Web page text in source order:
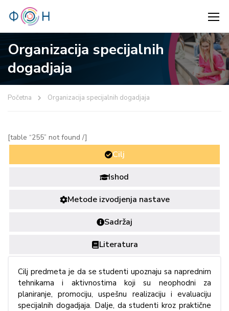
Organizacija specijalnih
dogadjaja
Početna Organizacija specijalnih dogadjaja
[table “255” not found /]
Cilj
Ishod
Metode izvodjenja nastave
Sadržaj
Literatura
Cilj predmeta je da se studenti upoznaju sa naprednim
tehnikama i aktivnostima koji su neophodni za
planiranje, promociju, uspešnu realizaciju i evaluaciju
specijalnih dogadjaja. Dalje, da studenti kroz praktične